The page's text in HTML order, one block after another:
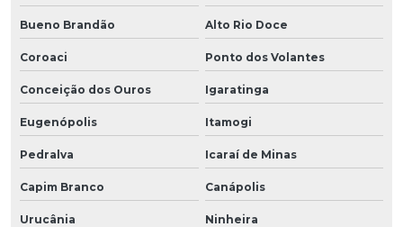
Bueno Brandão Alto Rio Doce
Coroaci Ponto dos Volantes
Conceição dos Ouros Igaratinga
Eugenópolis Itamogi
Pedralva Icaraí de Minas
Capim Branco Canápolis
Urucânia Ninheira